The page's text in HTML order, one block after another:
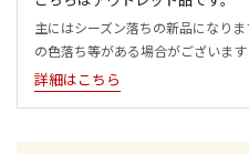
主にはシーズン落ちの新品になり
の色落ち等がある場合がございます
詳細はこちら